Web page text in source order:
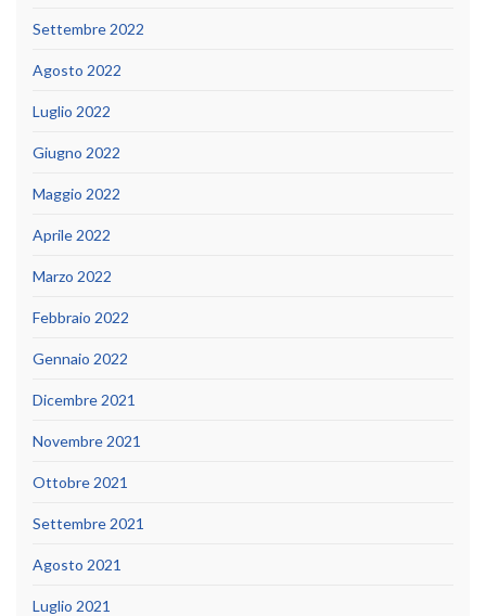
Settembre 2022
Agosto 2022
Luglio 2022
Giugno 2022
Maggio 2022
Aprile 2022
Marzo 2022
Febbraio 2022
Gennaio 2022
Dicembre 2021
Novembre 2021
Ottobre 2021
Settembre 2021
Agosto 2021
Luglio 2021